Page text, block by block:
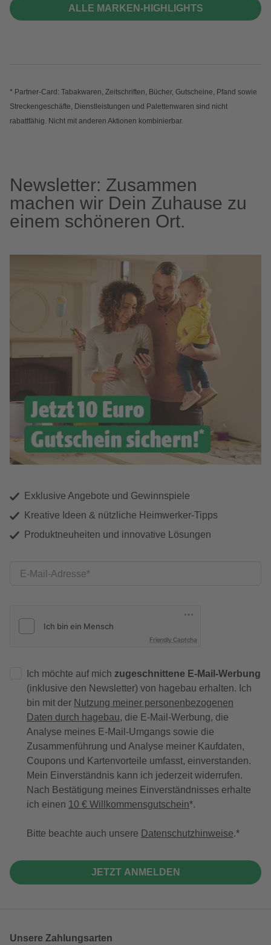
ALLE MARKEN-HIGHLIGHTS
* Partner-Card: Tabakwaren, Zeitschriften, Bücher, Gutscheine, Pfand sowie
Streckengeschäfte, Dienstleistungen und Palettenwaren sind nicht
rabattfähig. Nicht mit anderen Aktionen kombinierbar.
Newsletter: Zusammen
machen wir Dein Zuhause zu
einem schöneren Ort.
Exklusive Angebote und Gewinnspiele
Kreative Ideen & nützliche Heimwerker-Tipps
Produktneuheiten und innovative Lösungen
E-Mail-Adresse
Friendly Captcha
Ich möchte auf mich zugeschnittene E-Mail-Werbung
(inklusive den Newsletter) von hagebau erhalten. Ich
bin mit der Nutzung meiner personenbezogenen
Daten durch hagebau, die E-Mail-Werbung, die
Analyse meines E-Mail-Umgangs sowie die
Zusammenführung und Analyse meiner Kaufdaten,
Coupons und Kartenvorteile umfasst, einverstanden.
Mein Einverständnis kann ich jederzeit widerrufen.
Nach Bestätigung meines Einverständnisses erhalte
ich einen 10 € Willkommensgutschein*.
Bitte beachte auch unsere Datenschutzhinweise.
JETZT ANMELDEN
Unsere Zahlungsarten